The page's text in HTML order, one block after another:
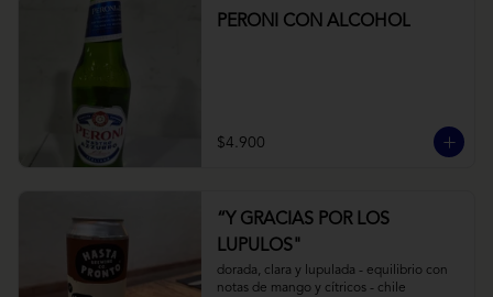
PERONI CON ALCOHOL
$4.900
“Y GRACIAS POR LOS
LUPULOS"
dorada, clara y lupulada - equilibrio con
notas de mango y cítricos - chile